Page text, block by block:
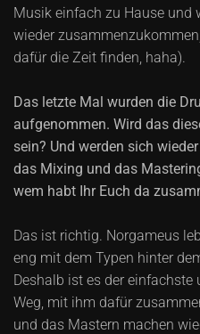
Musik einfach zu Hause und
wieder
dafür die Zeit finden, haha).
Das letzte Mal wurden die
aufgenommen. Wird das
sein? Und werden sich
das Mixing und das
wem habt Ihr Euch da
Das ist richtig. Norgameus
eng mit dem Typen hinter
Deshalb ist es der
Weg, mit ihm dafür
und das Mastern machen